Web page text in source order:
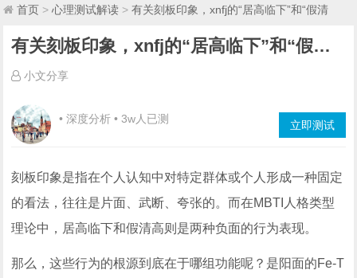
首页 >心理测试解读 >有关刻板印象，xnfj的“居高临下”和“假清
有关刻板印象，xnfj的“居高临下”和“假清高”根源在于哪组功能是阳面的Fe-Ti还是Ni-Se
小文分享
• 深度分析 • 3w人已测 立即测试
刻板印象是指在个人认知中对特定群体或个人形成一种固定
的看法，往往是片面、武断、夸张的。而在MBTI人格类型
理论中，居高临下和假清高则是两种负面的行为表现。
那么，这些行为的根源到底在于哪组功能呢？是阳面的Fe-T